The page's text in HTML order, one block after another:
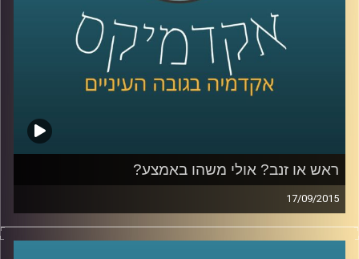
קרדיט תמונות: AudioVersity
ראש או זנב? אולי משהו באמצע?
17/09/2015
דוקטור גבריאלה ברזין וגיל מרקוביץ קוראות יחד